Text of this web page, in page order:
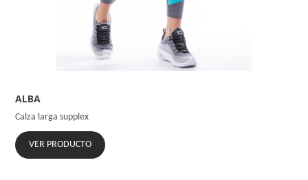
ALBA
Calza larga supplex
VER PRODUCTO